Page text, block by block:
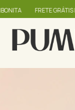
A PARTIR DE R$399